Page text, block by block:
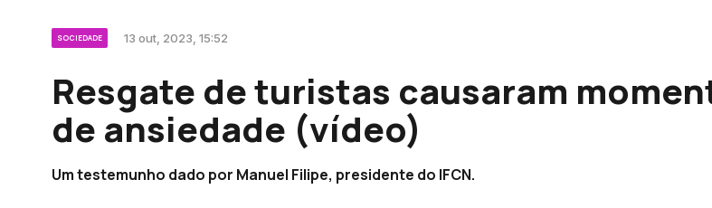
SOCIEDADE 13 out, 2023, 15:52
Resgate de turistas causaram
de ansiedade (vídeo)
Um testemunho dado por Manuel Filipe, presidente do IFCN.